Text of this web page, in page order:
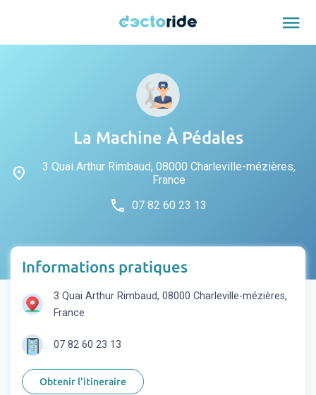
menu
La Machine À Pédales
place
3 Quai Arthur Rimbaud, 08000 Charleville-mézières,
France
phone 07 82 60 23 13
Informations pratiques
3 Quai Arthur Rimbaud, 08000 Charleville-mézières,
France
07 82 60 23 13
Obtenir l'itineraire